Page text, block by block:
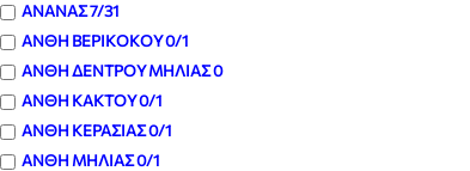
ΑΝΑΝΑΣ7/31
ΑΝΘΗ ΒΕΡΙΚΟΚΟΥ0/1
ΑΝΘΗ ΔΕΝΤΡΟΥ ΜΗΛΙΑΣ0
ΑΝΘΗ ΚΑΚΤΟΥ0/1
ΑΝΘΗ ΚΕΡΑΣΙΑΣ0/1
ΑΝΘΗ ΜΗΛΙΑΣ0/1